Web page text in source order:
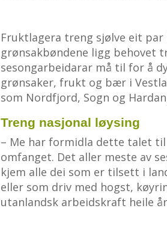
Fruktlagera treng sjølve eit
grønsakbøndene ligg behovet
sesongarbeidarar må til for å
grønsaker, frukt og bær i
som Nordfjord, Sogn og
Treng nasjonal løysing
– Me har formidla dette talet
omfanget. Det aller meste av
kjem alle dei som er tilsett i
eller som driv med hogst,
utanlandsk arbeidskraft heile